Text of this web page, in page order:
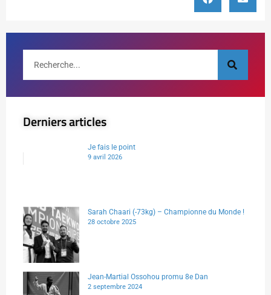
Derniers articles
Je fais le point
9 avril 2026
Sarah Chaari (-73kg) – Championne du Monde !
28 octobre 2025
Jean-Martial Ossohou promu 8e Dan
2 septembre 2024